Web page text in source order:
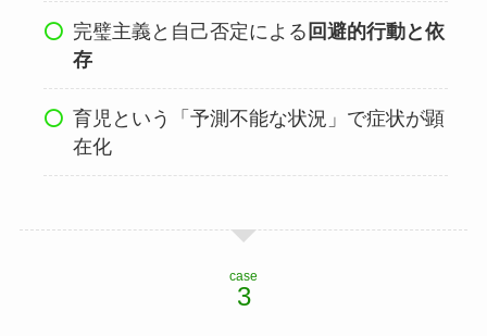
完璧主義と自己否定による 回避的行動と依
存
育児という「予測不能な状況」で症状が顕
在化
case